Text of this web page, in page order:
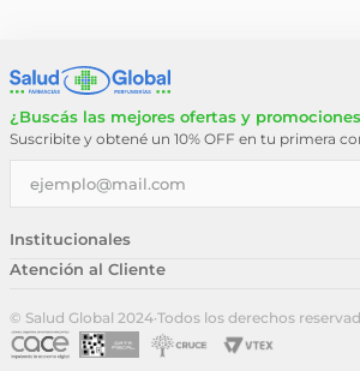
¿Buscás las mejores ofertas y
Suscribite y obtené un 10% OFF en tu primera
Institucionales
Conocé nuestra historia
Trabajá con nosotros
Atención al Cliente
© Salud Global 2024·Todos los derechos